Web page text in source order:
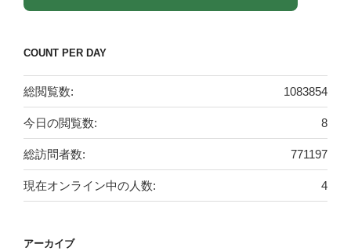
COUNT PER DAY
1083854
総閲覧数:
8
今日の閲覧数:
771197
総訪問者数:
4
現在オンライン中の人数:
アーカイブ